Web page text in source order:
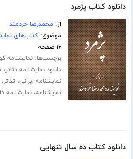
دانلود کتاب پژمرد
از: محمدرضا خردمند
موضوع:کتاب‌های
۱۶ صفحه
برچسب‌ها:نمایشنامه
دانلود نمایشنامه تئاتر،
نمایشنامه ایرانی، تئاتر
نمایشنامه،نمایشنامه
دانلود کتاب ده سال تنهایی